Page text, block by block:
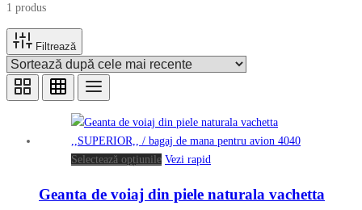
1 produs
Filtrează
Selectează opțiunile Acest
are
Vezi rapid
Geanta de voiaj din piele naturala vachetta